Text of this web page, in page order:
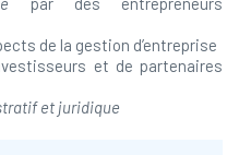
de la gestion d’entreprise
et de partenaires
et juridique